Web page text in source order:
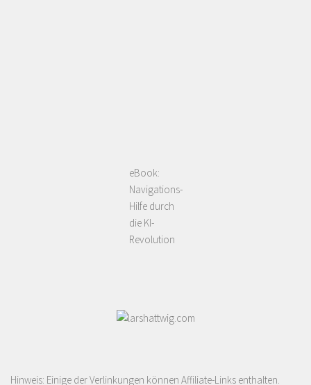
eBook:
Navigations-
Hilfe durch
die KI-
Revolution
Hinweis: Einige der Verlinkungen können Affiliate-Links enthalten.